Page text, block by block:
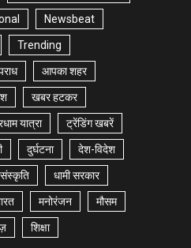
Newsbeat
Trending
आपका शहर
खबर हटकर
यात्रा ट्रेंडिंग खबरें
दुर्घटना देश-विदेश
संस्कृति धामी सरकार
मनोरंजन मौसम
शिक्षा